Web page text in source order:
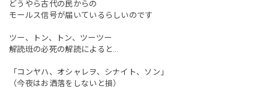
どうやら古代の民からの
モールス信号が届いているらしいのです
ツー、トン、トン、ツーツー
解読班の必死の解読によると…
「コンヤハ、オシャレヲ、シナイト、ソン」
（今夜はお洒落をしないと損）